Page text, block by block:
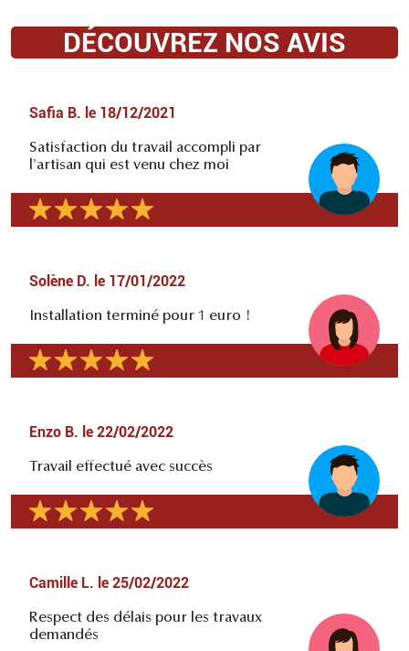
DÉCOUVREZ NOS AVIS
Safia B. le 18/12/2021
Satisfaction du travail accompli par
l'artisan qui est venu chez moi
Solène D. le 17/01/2022
Installation terminé pour 1 euro !
Enzo B. le 22/02/2022
Travail effectué avec succès
Camille L. le 25/02/2022
Respect des délais pour les travaux
demandés